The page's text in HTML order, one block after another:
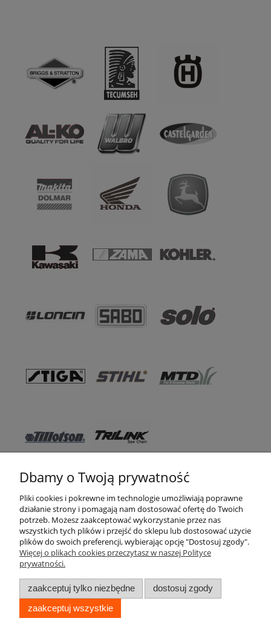
Pomoc
WSO TEXAS
Moje konto
Informacje
Dbamy o Twoją prywatność
Pliki cookies i pokrewne im technologie umożliwiają poprawne
działanie strony i pomagają nam dostosować ofertę do Twoich
potrzeb. Możesz zaakceptować wykorzystanie przez nas
wszystkich tych plików i przejść do sklepu lub dostosować użycie
plików do swoich preferencji, wybierając opcję "Dostosuj zgody".
Więcej o plikach cookies przeczytasz w naszej Polityce
prywatności.
zaakceptuj tylko niezbędne
dostosuj zgody
zaakceptuj wszystkie